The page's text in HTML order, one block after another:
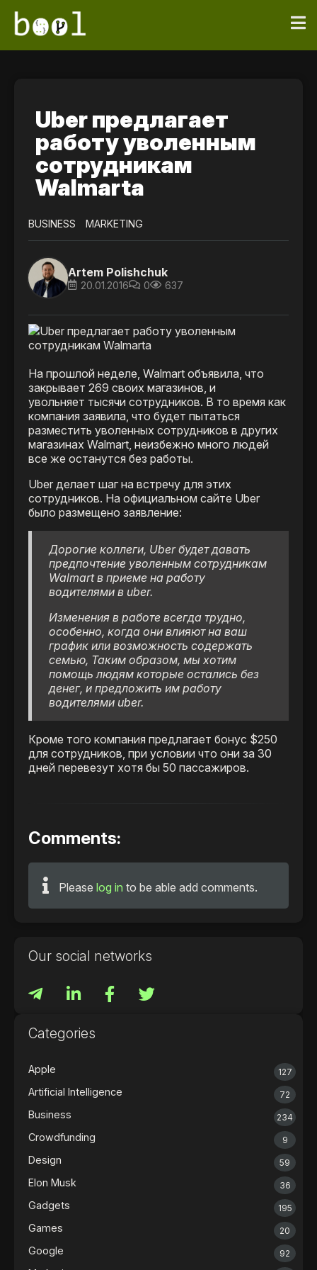
Uber предлагает
работу уволенным
сотрудникам
Walmartа
BUSINESS MARKETING
Artem Polishchuk
20.01.2016 0 637
На прошлой неделе, Walmart объявила, что
закрывает 269 своих магазинов, и
увольняет тысячи сотрудников. В то время как
компания заявила, что будет пытаться
разместить уволенных сотрудников в других
магазинах Walmart, неизбежно много людей
все же останутся без работы.
Uber делает шаг на встречу для этих
сотрудников. На официальном сайте Uber
было размещено заявление:
Дорогие коллеги, Uber будет давать
предпочтение уволенным сотрудникам
Walmart в приеме на работу
водителями в uber.
Изменения в работе всегда трудно,
особенно, когда они влияют на ваш
график или возможность содержать
семью, Таким образом, мы хотим
помощь людям которые остались без
денег, и предложить им работу
водителями uber.
Кроме того компания предлагает бонус $250
для сотрудников, при условии что они за 30
дней перевезут хотя бы 50 пассажиров.
Comments:
Please log in to be able add comments.
Our social networks
Categories
Apple 127
Artificial Intelligence 72
Business 234
Crowdfunding 9
Design 59
Elon Musk 36
Gadgets 195
Games 20
Google 92